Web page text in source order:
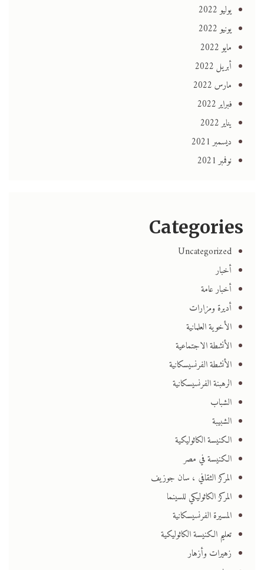
يوليو 2022
يونيو 2022
مايو 2022
أبريل 2022
مارس 2022
فبراير 2022
يناير 2022
ديسمبر 2021
نوفمبر 2021
Categories
Uncategorized
أخبار
أخبار عامة
أديرة ومزارات
الأخوية العلمانية
الأنشطة الاجتماعية
الأنشطة الفرنسيسكانية
الرهبنة الفرنسيسكانية
الشباب
الشبيبة
الكنيسة الكاثوليكية
الكنيسة في مصر
المركز الثقافي ، سان جوزيف
المركز الكاثوليكي للسينما
المسيرة الفرنسيسكانية
تعليم الكنيسة الكاثوليكية
زهيرات وأزهار